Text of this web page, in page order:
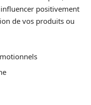
positivement
de vos produits ou